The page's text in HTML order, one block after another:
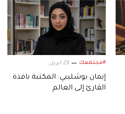
#مجتمعك 23 ابريل
إيمان بوشليبي: المكتبة نافذة
القارئ إلى العالم